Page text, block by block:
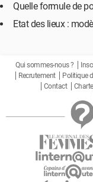
Quelle formule de
Etat des lieux :
Qui sommes-nous ?
Recrutement
Politique
Contact
Charte